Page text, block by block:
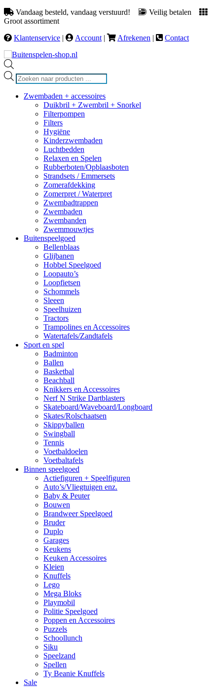
Vandaag besteld, vandaag verstuurd!
Veilig betalen
Groot assortiment
Klantenservice | Account | Afrekenen | Contact
Producten
zoeken
Zwembaden + accessoires
Duikbril + Zwembril + Snorkel
Filterpompen
Filters
Hygiëne
Kinderzwembaden
Luchtbedden
Relaxen en Spelen
Rubberboten/Opblaasboten
Strandsets / Emmersets
Zomerafdekking
Zomerpret / Waterpret
Zwembadtrappen
Zwembaden
Zwembanden
Zwemmouwtjes
Buitenspeelgoed
Bellenblaas
Glijbanen
Hobbel Speelgoed
Loopauto’s
Loopfietsen
Schommels
Sleeen
Speelhuizen
Tractors
Trampolines en Accessoires
Watertafels/Zandtafels
Sport en spel
Badminton
Ballen
Basketbal
Beachball
Knikkers en Accessoires
Nerf N Strike Dartblasters
Skateboard/Waveboard/Longboard
Skates/Rolschaatsen
Skippyballen
Swingball
Tennis
Voetbaldoelen
Voetbaltafels
Binnen speelgoed
Actiefiguren + Speelfiguren
Auto’s/Vliegtuigen enz.
Baby & Peuter
Bouwen
Brandweer Speelgoed
Bruder
Duplo
Garages
Keukens
Keuken Accessoires
Kleien
Knuffels
Lego
Mega Bloks
Playmobil
Politie Speelgoed
Poppen en Accessoires
Puzzels
Schoollunch
Siku
Speelzand
Spellen
Ty Beanie Knuffels
Sale